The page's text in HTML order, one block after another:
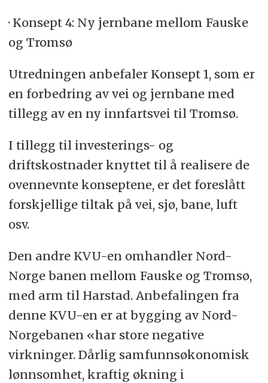
· Konsept 4: Ny jernbane mellom Fauske
og Tromsø
Utredningen anbefaler Konsept 1, som er
en forbedring av vei og jernbane med
tillegg av en ny innfartsvei til Tromsø.
I tillegg til investerings- og
driftskostnader knyttet til å realisere de
ovennevnte konseptene, er det foreslått
forskjellige tiltak på vei, sjø, bane, luft
osv.
Den andre KVU-en omhandler Nord-
Norge banen mellom Fauske og Tromsø,
med arm til Harstad. Anbefalingen fra
denne KVU-en er at bygging av Nord-
Norgebanen «har store negative
virkninger. Dårlig samfunnsøkonomisk
lønnsomhet, kraftig økning i